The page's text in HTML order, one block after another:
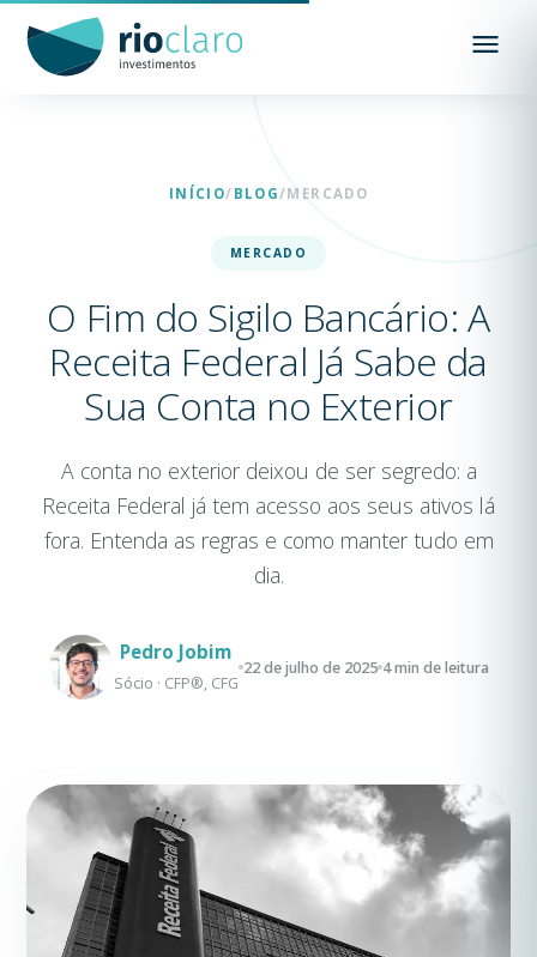
INÍCIO/ BLOG/MERCADO
MERCADO
O Fim do Sigilo Bancário: A
Receita Federal Já Sabe da
Sua Conta no Exterior
A conta no exterior deixou de ser segredo: a
Receita Federal já tem acesso aos seus ativos lá
fora. Entenda as regras e como manter tudo em
dia.
Pedro Jobim
Sócio · CFP®, CFG
22 de julho de 2025 4 min de leitura